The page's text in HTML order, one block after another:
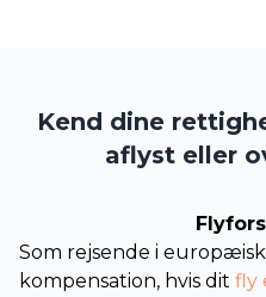
Kend dine
aflyst eller
Som rejsende i
kompensation, hvis dit fly